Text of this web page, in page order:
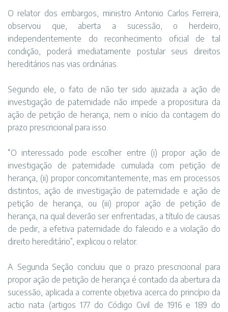
O relator dos embargos, ministro Antonio Carlos Ferreira,
observou que, aberta a sucessão, o herdeiro,
independentemente do reconhecimento oficial de tal
condição, poderá imediatamente postular seus direitos
hereditários nas vias ordinárias.
Segundo ele, o fato de não ter sido ajuizada a ação de
investigação de paternidade não impede a propositura da
ação de petição de herança, nem o início da contagem do
prazo prescricional para isso.
“O interessado pode escolher entre (i) propor ação de
investigação de paternidade cumulada com petição de
herança, (ii) propor concomitantemente, mas em processos
distintos, ação de investigação de paternidade e ação de
petição de herança, ou (iii) propor ação de petição de
herança, na qual deverão ser enfrentadas, a título de causas
de pedir, a efetiva paternidade do falecido e a violação do
direito hereditário”, explicou o relator.
A Segunda Seção concluiu que o prazo prescricional para
propor ação de petição de herança é contado da abertura da
sucessão, aplicada a corrente objetiva acerca do princípio da
actio nata (artigos 177 do Código Civil de 1916 e 189 do